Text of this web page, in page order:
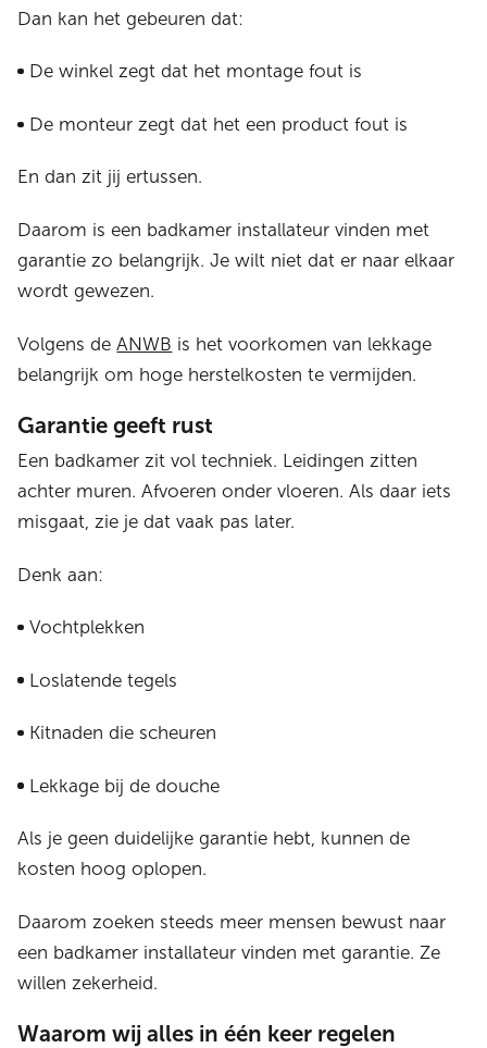
Dan kan het gebeuren dat:
De winkel zegt dat het montage fout is
De monteur zegt dat het een product fout is
En dan zit jij ertussen.
Daarom is een badkamer installateur vinden met
garantie zo belangrijk. Je wilt niet dat er naar elkaar
wordt gewezen.
Volgens deANWB is het voorkomen van lekkage
belangrijk om hoge herstelkosten te vermijden.
Garantie geeft rust
Een badkamer zit vol techniek. Leidingen zitten
achter muren. Afvoeren onder vloeren. Als daar iets
misgaat, zie je dat vaak pas later.
Denk aan:
Vochtplekken
Loslatende tegels
Kitnaden die scheuren
Lekkage bij de douche
Als je geen duidelijke garantie hebt, kunnen de
kosten hoog oplopen.
Daarom zoeken steeds meer mensen bewust naar
een badkamer installateur vinden met garantie. Ze
willen zekerheid.
Waarom wij alles in één keer regelen